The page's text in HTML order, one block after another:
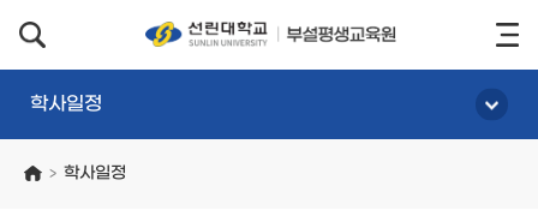
학사일정
> 학사일정